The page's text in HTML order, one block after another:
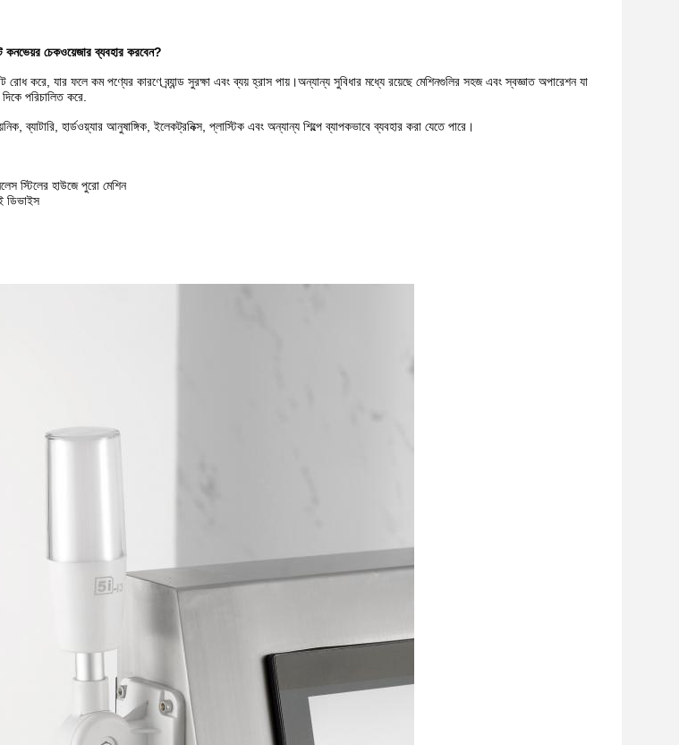
কনভেয়র চেকওয়েজার ব্যবহার করবেন?
করে, যার ফলে কম পণ্যের কারণে ব্র্যান্ড সুরক্ষা এবং ব্যয় হ্রাস পায়।অন্যান্য সুবিধার মধ্যে রয়েছে মেশিনগুলির সহজ এবং স্বজ্ঞাত অপারেশন যা
পরিচালিত করে.
ব্যাটারি, হার্ডওয়্যার আনুষাঙ্গিক, ইলেকট্রনিক্স, প্লাস্টিক এবং অন্যান্য শিল্পে ব্যাপকভাবে ব্যবহার করা যেতে পারে।
স্টিলের হাউজে পুরো মেশিন
ডিভাইস